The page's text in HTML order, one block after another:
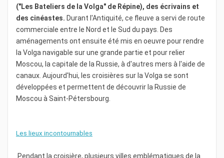
sur les rives du plus long fleuve d'Europe à bord des
navires des compagnies CroisiEuropeou Rivages du
Monde.
("Les Bateliers de la Volga" de Répine), des écrivains et
des cinéastes. Durant l'Antiquité, ce fleuve a servi de route
commerciale entre le Nord et le Sud du pays. Des
aménagements ont ensuite été mis en oeuvre pour rendre
la Volga navigable sur une grande partie et pour relier
Moscou, la capitale de la Russie, à d'autres mers à l'aide de
canaux. Aujourd'hui, les croisières sur la Volga se sont
développées et permettent de découvrir la Russie de
Moscou à Saint-Pétersbourg.
Les lieux incontournables
Pendant la croisière, plusieurs villes emblématiques de la